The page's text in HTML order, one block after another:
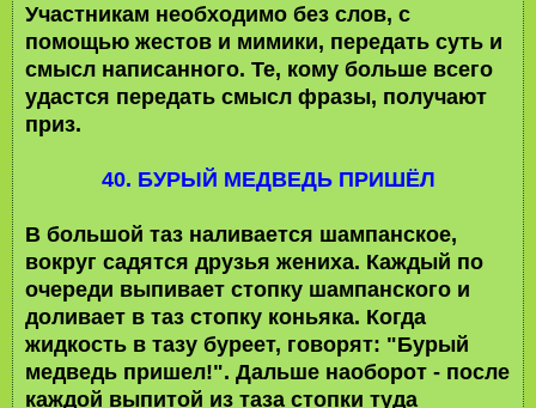
Участникам необходимо без слов, с
помощью жестов и мимики, передать суть и
смысл написанного. Те, кому больше всего
удастся передать смысл фразы, получают
приз.
40. БУРЫЙ МЕДВЕДЬ ПРИШЁЛ
В большой таз наливается шампанское,
вокруг садятся друзья жениха. Каждый по
очереди выпивает стопку шампанского и
доливает в таз стопку коньяка. Когда
жидкость в тазу буреет, говорят: "Бурый
медведь пришел!". Дальше наоборот - после
каждой выпитой из таза стопки туда